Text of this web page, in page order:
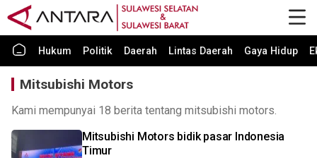
Hukum Politik Daerah Lintas Daerah Gaya Hidup
Mitsubishi Motors
Kami mempunyai 18 berita tentang mitsubishi motors.
Mitsubishi Motors bidik pasar Indonesia
Timur